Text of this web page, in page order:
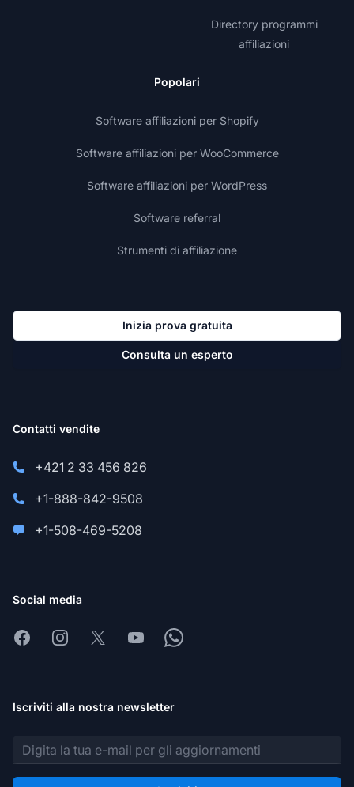
Directory programmi
affiliazioni
Popolari
Software affiliazioni per Shopify
Software affiliazioni per WooCommerce
Software affiliazioni per WordPress
Software referral
Strumenti di affiliazione
Inizia prova gratuita
Consulta un esperto
Contatti vendite
+421 2 33 456 826
+1-888-842-9508
+1-508-469-5208
Social media
FacebookInstagram
X YoutubeWhatsapp
Iscriviti alla nostra newsletter
Indirizzo email